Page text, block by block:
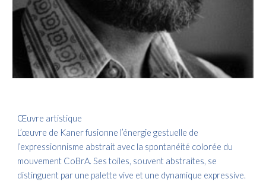
Œuvre artistique
L’œuvre de Kaner fusionne l’énergie gestuelle de
l’expressionnisme abstrait avec la spontanéité colorée du
mouvement CoBrA. Ses toiles, souvent abstraites, se
distinguent par une palette vive et une dynamique expressive.